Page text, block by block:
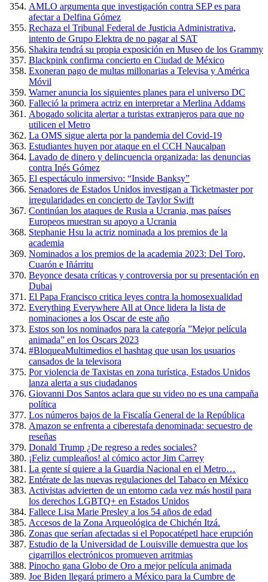
AMLO argumenta que investigación contra SEP es para
afectar a Delfina Gómez
Rechaza el Tribunal Federal de Justicia Administrativa,
intento de Grupo Elektra de no pagar al SAT
Shakira tendrá su propia exposición en Museo de los Grammy
Blackpink confirma concierto en Ciudad de México
Exoneran pago de multas millonarias a Televisa y América
Móvil
Warner anuncia los siguientes planes para el universo DC
Falleció la primera actriz en interpretar a Merlina Addams
Abogado solicita alertar a turistas extranjeros para que no
utilicen el Metro
La OMS sigue alerta por la pandemia del Covid-19
Estudiantes huyen por ataque en el CCH Naucalpan
Lavado de dinero y delincuencia organizada: las denuncias
contra Inés Gómez
El espectáculo inmersivo: “Inside Banksy”
Senadores de Estados Unidos investigan a Ticketmaster por
irregularidades en concierto de Taylor Swift
Continúan los ataques de Rusia a Ucrania, mas países
Europeos muestran su apoyo a Ucrania
Stephanie Hsu la actriz nominada a los premios de la
academia
Nominados a los premios de la academia 2023: Del Toro,
Cuarón e Iñárritu
Beyonce desata críticas y controversia por su presentación en
Dubai
El Papa Francisco critica leyes contra la homosexualidad
Everything Everywhere All at Once lidera la lista de
nominaciones a los Oscar de este año
Estos son los nominados para la categoría ”Mejor película
animada” en los Oscars 2023
#BloqueaMultimedios el hashtag que usan los usuarios
cansados de la televisora
Por violencia de Taxistas en zona turística, Estados Unidos
lanza alerta a sus ciudadanos
Giovanni Dos Santos aclara que su video no es una campaña
política
Los números bajos de la Fiscalía General de la República
Amazon se enfrenta a ciberestafa denominada: secuestro de
reseñas
Donald Trump ¿De regreso a redes sociales?
¡Feliz cumpleaños! al cómico actor Jim Carrey
La gente sí quiere a la Guardia Nacional en el Metro…
Entérate de las nuevas regulaciones del Tabaco en México
Activistas advierten de un entorno cada vez más hostil para
los derechos LGBTQ+ en Estados Unidos
Fallece Lisa Marie Presley a los 54 años de edad
Accesos de la Zona Arqueológica de Chichén Itzá.
Zonas que serían afectadas si el Popocatépetl hace erupción
Estudio de la Universidad de Louisville demuestra que los
cigarrillos electrónicos promueven arritmias
Pinocho gana Globo de Oro a mejor película animada
Joe Biden llegará primero a México para la Cumbre de